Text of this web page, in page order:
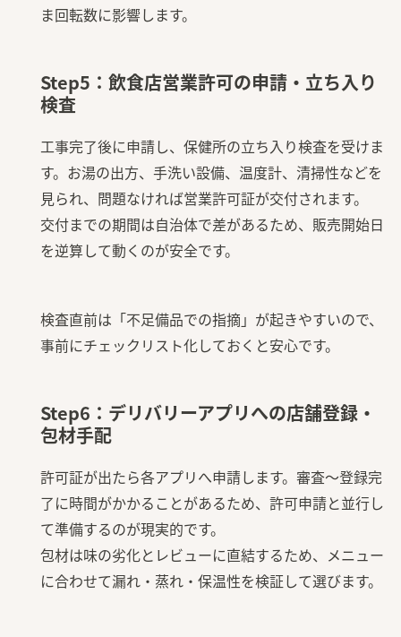
ま回転数に影響します。
Step5：飲食店営業許可の申請・立ち入り
検査
工事完了後に申請し、保健所の立ち入り検査を受けま
す。お湯の出方、手洗い設備、温度計、清掃性などを
見られ、問題なければ営業許可証が交付されます。
交付までの期間は自治体で差があるため、販売開始日
を逆算して動くのが安全です。
検査直前は「不足備品での指摘」が起きやすいので、
事前にチェックリスト化しておくと安心です。
Step6：デリバリーアプリへの店舗登録・
包材手配
許可証が出たら各アプリへ申請します。審査〜登録完
了に時間がかかることがあるため、許可申請と並行し
て準備するのが現実的です。
包材は味の劣化とレビューに直結するため、メニュー
に合わせて漏れ・蒸れ・保温性を検証して選びます。